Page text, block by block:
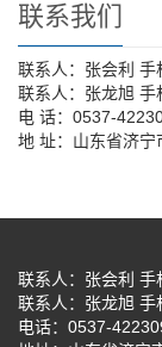
联系我们
联系人：张会利
联系人：张龙旭
电 话：0537-
地 址：山东省济宁
联系人：张会利
联系人：张龙旭
电话：0537-